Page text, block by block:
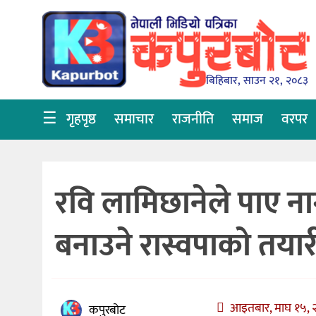
समाचार
राजनीति
समाज
बिहिबार, साउन २१, २०८३
☰ गृहपृष्ठ समाचार राजनीति समाज वरपर
रवि लामिछानेले पाए
बनाउने रास्वपाको
कपुरबोट आइतबार, माघ १५,